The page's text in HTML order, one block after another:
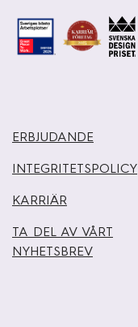
ERBJUDANDE
INTEGRITETSPOLICY
KARRIÄR
TA DEL AV VÅRT
NYHETSBREV